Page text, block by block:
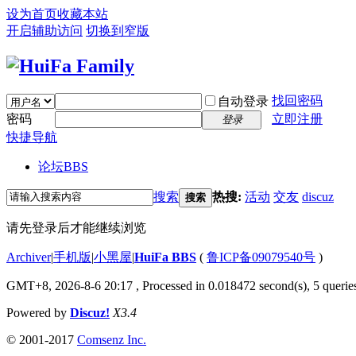
设为首页收藏本站
开启辅助访问 切换到窄版
自动登录 找回密码
密码
登录
立即注册
快捷导航
论坛BBS
搜索 搜索 热搜: 活动 交友 discuz
请先登录后才能继续浏览
Archiver|手机版|小黑屋|HuiFa BBS ( 鲁ICP备09079540号 )
GMT+8, 2026-8-6 20:17 , Processed in 0.018472 second(s), 5
Powered by Discuz! X3.4
© 2001-2017 Comsenz Inc.